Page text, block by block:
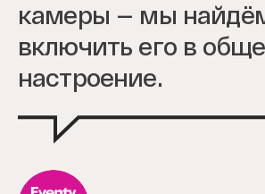
камеры — мы
включить его в
настроение.